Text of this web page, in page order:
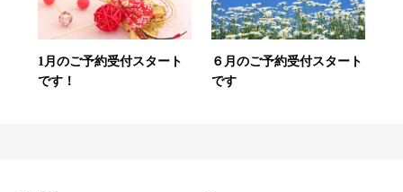
1月のご予約受付スタート
です！
６月のご予約受付スタート
です